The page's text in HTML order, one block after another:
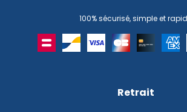
100% sécurisé, simple et
Retrait